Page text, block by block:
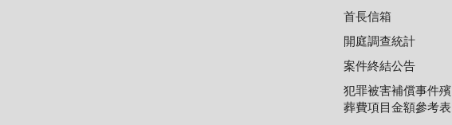
首長信箱
開庭調查統計
案件終結公告
犯罪被害補償事件殯
葬費項目金額參考表